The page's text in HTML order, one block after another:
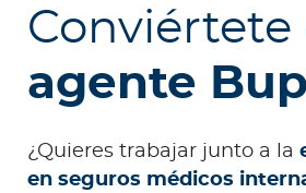
Conviértete
agente
¿Quieres trabajar junto a la
en seguros médicos